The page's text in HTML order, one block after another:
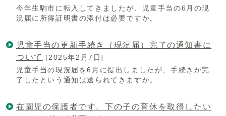
今年生駒市に転入してきましたが、児童手当の6月の現
況届に所得証明書の添付は必要ですか。
児童手当の更新手続き（現況届）完了の通知書に
ついて
[2025年2月7日]
児童手当の現況届を6月に提出しましたが、手続きが完
了したという通知は送られてきますか。
在園児の保護者です。下の子の育休を取得したい